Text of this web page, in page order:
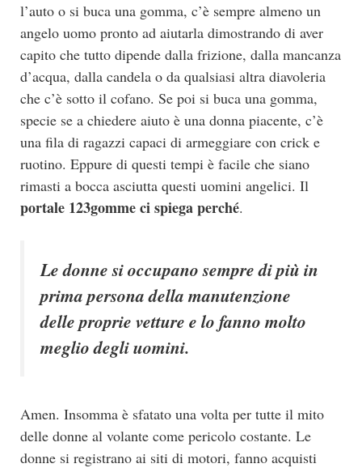
l’auto o si buca una gomma, c’è sempre almeno un
angelo uomo pronto ad aiutarla dimostrando di aver
capito che tutto dipende dalla frizione, dalla mancanza
d’acqua, dalla candela o da qualsiasi altra diavoleria
che c’è sotto il cofano. Se poi si buca una gomma,
specie se a chiedere aiuto è una donna piacente, c’è
una fila di ragazzi capaci di armeggiare con crick e
ruotino. Eppure di questi tempi è facile che siano
rimasti a bocca asciutta questi uomini angelici. Il
portale 123gomme ci spiega perché.
Le donne si occupano sempre di più in
prima persona della manutenzione
delle proprie vetture e lo fanno molto
meglio degli uomini.
Amen. Insomma è sfatato una volta per tutte il mito
delle donne al volante come pericolo costante. Le
donne si registrano ai siti di motori, fanno acquisti